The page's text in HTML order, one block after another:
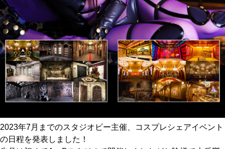
2023年7月までのスタジオビー主催、コスプレシェアイベント
の日程を発表しました！